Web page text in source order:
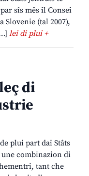
sîs mês il Consei
Slovenie (tal 2007),
lei di plui +
di
plui part dai Stâts
combinazion di
tant che